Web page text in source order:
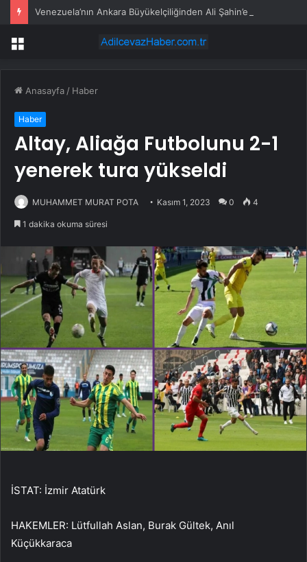
Menü
Anasayfa / Haber
Haber
Altay, Aliağa Futbolunu 2-1
yenerek tura yükseldi
MUHAMMET MURAT POTA Kasım 1, 2023 0 4
1 dakika okuma süresi
İSTAT: İzmir Atatürk
HAKEMLER: Lütfullah Aslan, Burak Gültek, Anıl
Küçükkaraca